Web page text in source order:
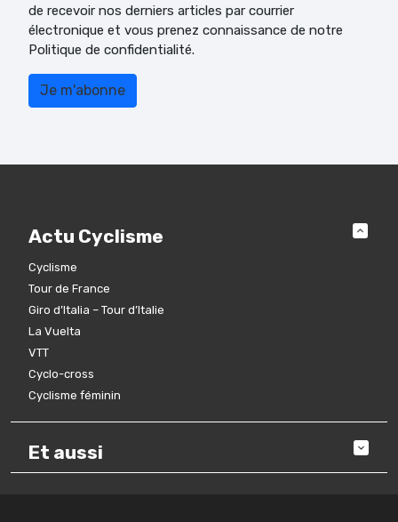
de recevoir nos derniers articles par courrier
électronique et vous prenez connaissance de notre
Politique de confidentialité.
Actu Cyclisme
Cyclisme
Tour de France
Giro d’Italia – Tour d’Italie
La Vuelta
VTT
Cyclo-cross
Cyclisme féminin
Et aussi